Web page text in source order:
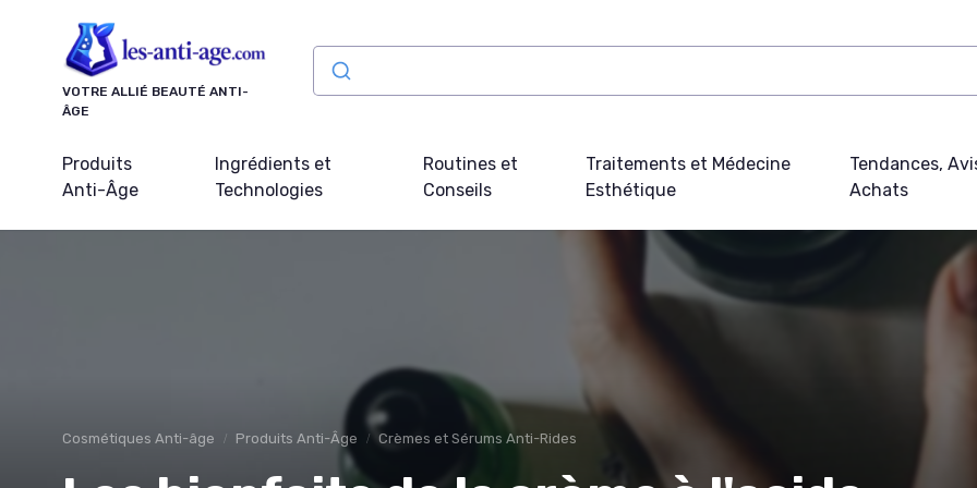
VOTRE ALLIÉ BEAUTÉ ANTI-
ÂGE
Produits
Anti-Âge
Ingrédients et
Technologies
Routines et
Conseils
Traitements et Médecine
Esthétique
Tendances,
Achats
Cosmétiques Anti-âge Produits Anti-Âge Crèmes et Sérums Anti-Rides